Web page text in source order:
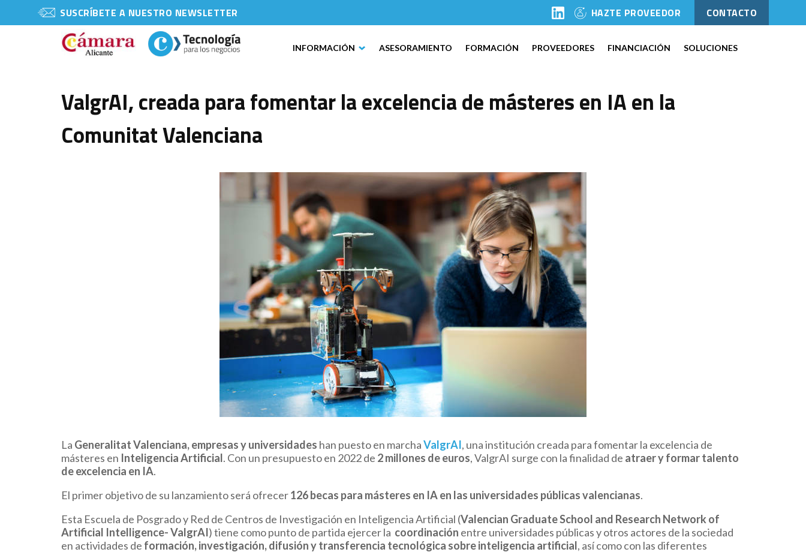
SUSCRÍBETE A NUESTRO NEWSLETTER HAZTE PROVEEDOR CONTACTO
INFORMACIÓN ASESORAMIENTO FORMACIÓN PROVEEDORES FINANCIACIÓN SOLUCIONES
ValgrAI, creada para fomentar la excelencia de másteres en IA en la
Comunitat Valenciana
La Generalitat Valenciana, empresas y universidades han puesto en marchaValgrAI, una institución creada para fomentar la excelencia de
másteres en Inteligencia Artificial. Con un presupuesto en 2022 de 2 millones de euros, ValgrAI surge con la finalidad de atraer y formar talento
de excelencia en IA.
El primer objetivo de su lanzamiento será ofrecer126 becas para másteres en IAen las universidades públicas valencianas.
Esta Escuela de Posgrado y Red de Centros de Investigación en Inteligencia Artificial (Valencian Graduate School and Research Network of
Artificial Intelligence- ValgrAI) tiene como punto de partida ejercer la coordinación entre universidades públicas y otros actores de la sociedad
en actividades de formación, investigación, difusión y transferencia tecnológica sobre inteligencia artificial, así como con las diferentes